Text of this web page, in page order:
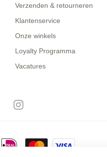
Verzenden & retourneren
Klantenservice
Onze winkels
Loyalty Programma
Vacatures